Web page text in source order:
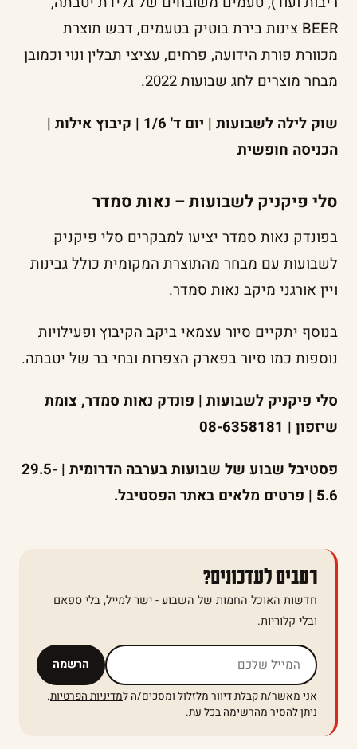
BEER צינות בירת בוטיק בטעמים, דבש תוצרת
מכוורת פורת הידועה, פרחים, עציצי תבלין ונוי וכמובן
מבחר מוצרים לחג שבועות 2022.
שוק לילה לשבועות | יום ד' 1/6 | קיבוץ אילות |
הכניסה חופשית
סלי פיקניק לשבועות – נאות סמדר
בפונדק נאות סמדר יציעו למבקרים סלי פיקניק
לשבועות עם מבחר מהתוצרת המקומית כולל גבינות
ויין אורגני מיקב נאות סמדר.
בנוסף יתקיים סיור עצמאי ביקב הקיבוץ ופעילויות
נוספות כמו סיור בפארק הצפרות ובחי בר של יטבתה.
סלי פיקניק לשבועות | פונדק נאות סמדר, צומת
שיזפון | 08-6358181
פסטיבל שבוע של שבועות בערבה הדרומית | 29.5-
5.6 | פרטים מלאים באתר הפסטיבל.
רעבים לעדכונים?
חדשות האוכל החמות של השבוע - ישר למייל, בלי ספאם
ובלי קלוריות.
הרשמה אל תמלאו שדה זה
אני מאשר/ת קבלת דיוור מלזלול ומסכים/ה למדיניות הפרטיות.
ניתן להסיר מהרשימה בכל עת.